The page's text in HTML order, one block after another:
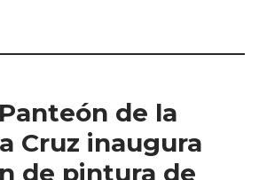
de la
Cruz inaugura
de pintura de